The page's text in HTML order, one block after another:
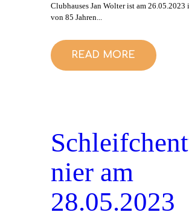
Clubhauses Jan Wolter ist am 26.05.2023
von 85 Jahren...
READ MORE
nier am
28.05.2023